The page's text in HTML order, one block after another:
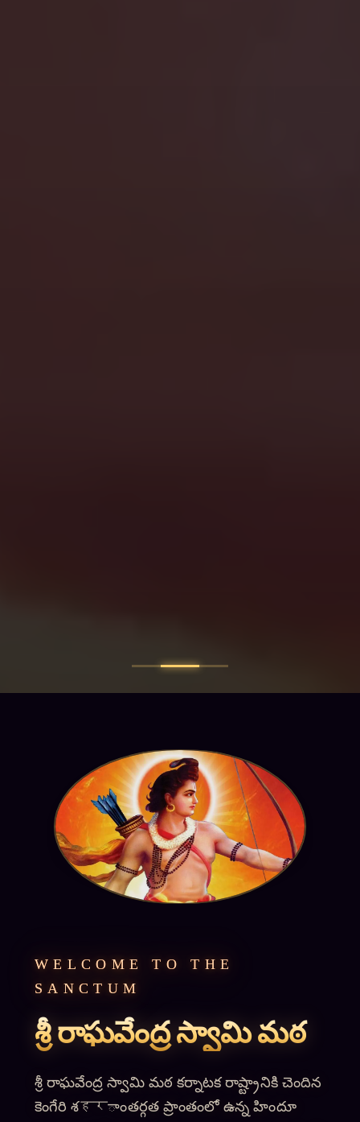
WELCOME TO THE
SANCTUM
శ్రీ రాఘవేంద్ర స్వామి మఠ
శ్రీ రాఘవేంద్ర స్వామి మఠ కర్నాటక రాష్ట్రానికి చెందిన
కెంగేరి శहरాంతర్గత ప్రాంతంలో ఉన్న హిందూ